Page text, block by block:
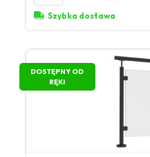
Szybka dostawa
DOSTĘPNY OD
RĘKI